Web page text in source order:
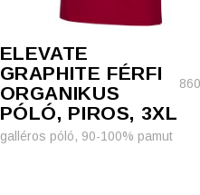
ELEVATE
GRAPHITE FÉRFI
ORGANIKUS
PÓLÓ, PIROS, 3XL
galléros póló, 90-100% pamut